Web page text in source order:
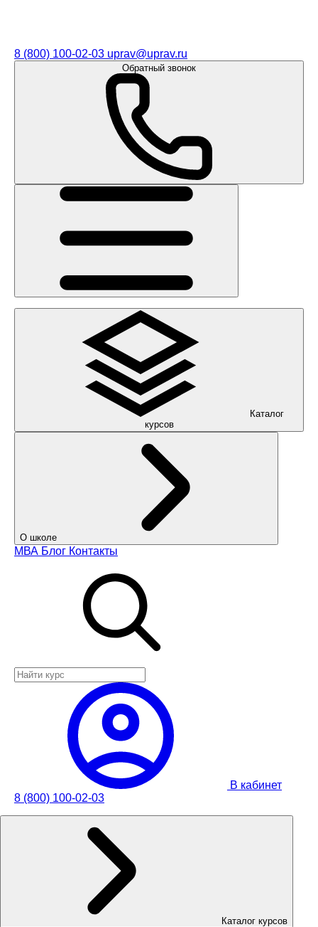
8 (800) 100-02-03 uprav@uprav.ru
Обратный звонок
Каталог
курсов
О школе
МВА Блог Контакты
В кабинет
8 (800) 100-02-03
Каталог курсов